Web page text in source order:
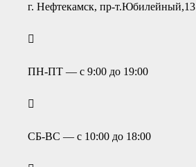
г. Нефтекамск, пр-т.Юбилейный,13
ПН-ПТ — с 9:00 до 19:00
СБ-ВС — с 10:00 до 18:00